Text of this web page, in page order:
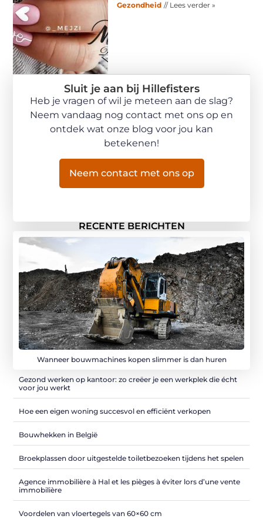
Gezondheid // Lees verder »
RECENTE BERICHTEN
Wanneer bouwmachines kopen slimmer is dan huren
Gezond werken op kantoor: zo creëer je een werkplek die écht
voor jou werkt
Hoe een eigen woning succesvol en efficiënt verkopen
Bouwhekken in België
Broekplassen door uitgestelde toiletbezoeken tijdens het spelen
Agence immobilière à Hal et les pièges à éviter lors d’une vente
immobilière
Voordelen van vloertegels van 60×60 cm
Sluit je aan bij Hillefisters
Heb je vragen of wil je meteen aan de slag?
Neem vandaag nog contact met ons op en
ontdek wat onze blog voor jou kan
betekenen!
Neem contact met ons op